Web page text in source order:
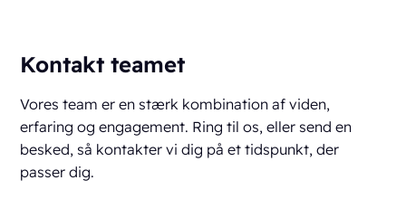
Kontakt teamet
Vores team er en stærk kombination af viden,
erfaring og engagement. Ring til os, eller send en
besked, så kontakter vi dig på et tidspunkt, der
passer dig.